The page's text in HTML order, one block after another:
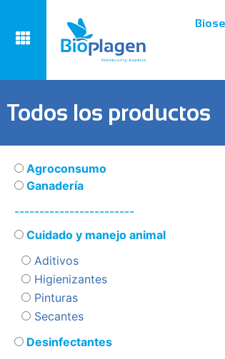
Todos los productos
Agroconsumo
Ganadería
------------------------
Cuidado y manejo animal
Aditivos
Higienizantes
Pinturas
Secantes
Desinfectantes